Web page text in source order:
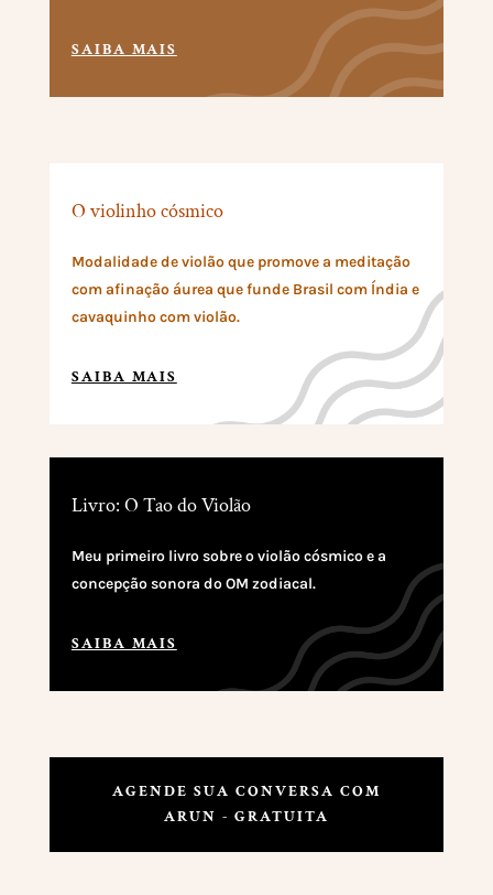
SAIBA MAIS
O violinho cósmico
Modalidade de violão que promove a meditação
com afinação áurea que funde Brasil com Índia e
cavaquinho com violão.
SAIBA MAIS
Livro: O Tao do Violão
Meu primeiro livro sobre o violão cósmico e a
concepção sonora do OM zodiacal.
SAIBA MAIS
AGENDE SUA CONVERSA COM
ARUN - GRATUITA